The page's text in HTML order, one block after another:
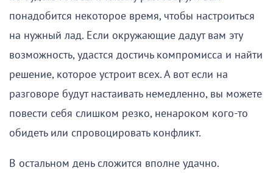
понадобится некоторое время, чтобы настроиться
на нужный лад. Если окружающие дадут вам эту
возможность, удастся достичь компромисса и найти
решение, которое устроит всех. А вот если на
разговоре будут настаивать немедленно, вы можете
повести себя слишком резко, ненароком кого-то
обидеть или спровоцировать конфликт.
В остальном день сложится вполне удачно.